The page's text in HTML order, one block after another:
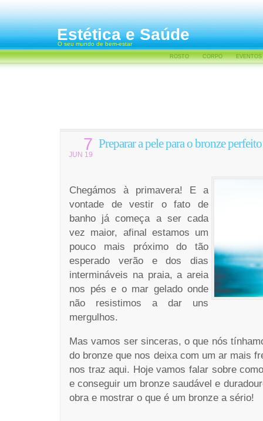
Estética e Saúde
O seu mundo de bem-estar
ROSTO CORPO EVENTOS
7
JUN 19
Preparar a pele para o bronze perfeito
Chegámos à primavera! E a
vontade de vestir o fato de
banho já começa a ser cada
vez maior, afinal estamos um
pouco mais próximo do tão
esperado verão e dos dias
intermináveis na praia, a areia
nos pés e o mar gelado onde
não resistimos a dar uns
mergulhos.
Mas vamos ser sinceras, o que nós
do bronze que nos deixa com um ar mais
nos traz aqui. Hoje vamos falar sobre
e conseguir um bronze saudável e
obra e mostrar o que é um bronze a sério!